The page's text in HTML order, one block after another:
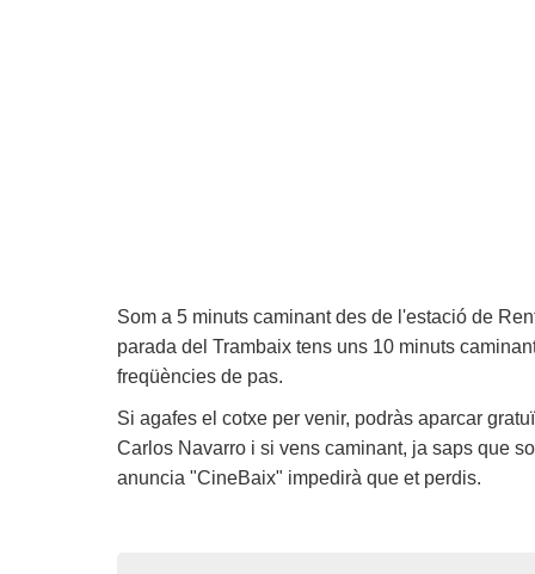
Som a 5 minuts caminant des de l'estació de
parada del Trambaix tens uns 10 minuts
freqüències de pas.
Si agafes el cotxe per venir, podràs aparcar
Carlos Navarro i si vens caminant, ja saps que
anuncia "CineBaix" impedirà que et perdis.